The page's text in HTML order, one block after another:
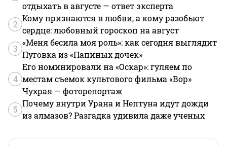
отдыхать в августе — ответ эксперта
2
Кому признаются в любви, а кому разобьют
сердце: любовный гороскоп на август
3
«Меня бесила моя роль»: как сегодня выглядит
Пуговка из «Папиных дочек»
4
Его номинировали на «Оскар»: гуляем по
местам съемок культового фильма «Вор»
Чухрая — фоторепортаж
5
Почему внутри Урана и Нептуна идут дожди
из алмазов? Разгадка удивила даже ученых